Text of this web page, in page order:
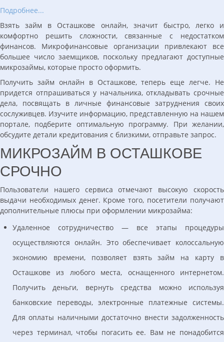
Подробнее...
Взять займ в Осташкове онлайн, значит быстро, легко и
комфортно решить сложности, связанные с недостатком
финансов. Микрофинансовые организации привлекают все
большее число заемщиков, поскольку предлагают доступные
микрозаймы, которые просто оформить.
Получить займ онлайн в Осташкове, теперь еще легче. Не
придется отпрашиваться у начальника, откладывать срочные
дела, посвящать в личные финансовые затруднения своих
сослуживцев. Изучите информацию, представленную на нашем
портале, подберите оптимальную программу. При желании,
обсудите детали кредитования с близкими, отправьте запрос.
МИКРОЗАЙМ В ОСТАШКОВЕ
СРОЧНО
Пользователи нашего сервиса отмечают высокую скорость
выдачи необходимых денег. Кроме того, посетители получают
дополнительные плюсы при оформлении микрозайма:
Удаленное сотрудничество — все этапы процедуры
осуществляются онлайн. Это обеспечивает колоссальную
экономию времени, позволяет взять займ на карту в
Осташкове из любого места, оснащенного интернетом.
Получить деньги, вернуть средства можно используя
банковские переводы, электронные платежные системы.
Для оплаты наличными достаточно внести задолженность
через терминал, чтобы погасить ее. Вам не понадобится